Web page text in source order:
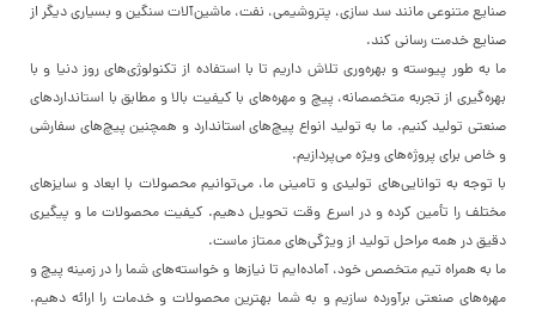
صنایع متنوعی مانند سد سازی، پتروشیمی، نفت، ماشین‌آلات سنگین و بسیاری دیگر از
صنایع خدمت رسانی کند.
ما به طور پیوسته و بهره‌وری تلاش داریم تا با استفاده از تکنولوژی‌های روز دنیا و با
بهره‌گیری از تجربه متخصصانه، پیچ و مهره‌های با کیفیت بالا و مطابق با استانداردهای
صنعتی تولید کنیم. ما به تولید انواع پیچ‌های استاندارد و همچنین پیچ‌های سفارشی
و خاص برای پروژه‌های ویژه می‌پردازیم.
با توجه به توانایی‌های تولیدی و تامینی ما، می‌توانیم محصولات با ابعاد و سایزهای
مختلف را تأمین کرده و در اسرع وقت تحویل دهیم. کیفیت محصولات ما و پیگیری
دقیق در همه مراحل تولید از ویژگی‌های ممتاز ماست.
ما به همراه تیم متخصص خود، آماده‌ایم تا نیازها و خواسته‌های شما را در زمینه پیچ و
مهره‌های صنعتی برآورده سازیم و به شما بهترین محصولات و خدمات را ارائه دهیم.